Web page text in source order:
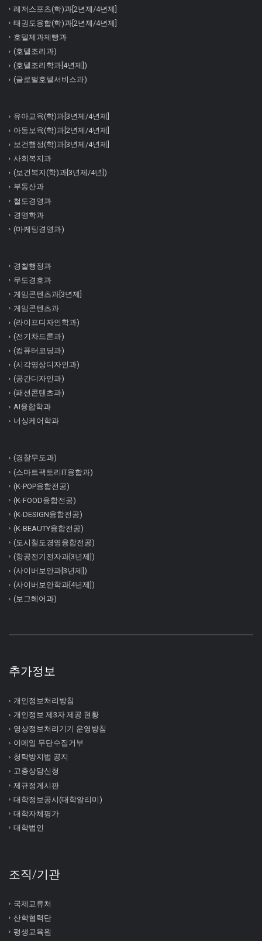
레저스포츠(학)과[2년제/4년제]
태권도융합(학)과[2년제/4년제]
호텔제과제빵과
(호텔조리과)
(호텔조리학과[4년제])
(글로벌호텔서비스과)
유아교육(학)과[3년제/4년제]
아동보육(학)과[2년제/4년제]
보건행정(학)과[3년제/4년제]
사회복지과
(보건복지(학)과[3년제/4년])
부동산과
철도경영과
경영학과
(마케팅경영과)
경찰행정과
무도경호과
게임콘텐츠과[3년제]
게임콘텐츠과
(라이프디자인학과)
(전기차드론과)
(컴퓨터코딩과)
(시각영상디자인과)
(공간디자인과)
(패션콘텐츠과)
AI융합학과
너싱케어학과
(경찰무도과)
(스마트팩토리IT융합과)
(K-POP융합전공)
(K-FOOD융합전공)
(K-DESIGN융합전공)
(K-BEAUTY융합전공)
(도시철도경영융합전공)
(항공전기전자과[3년제])
(사이버보안과[3년제])
(사이버보안학과[4년제])
(보그헤어과)
추가정보
개인정보처리방침
개인정보 제3자 제공 현황
영상정보처리기기 운영방침
이메일 무단수집거부
청탁방지법 공지
고충상담신청
제규정게시판
대학정보공시(대학알리미)
대학자체평가
대학법인
조직/기관
국제교류처
산학협력단
평생교육원